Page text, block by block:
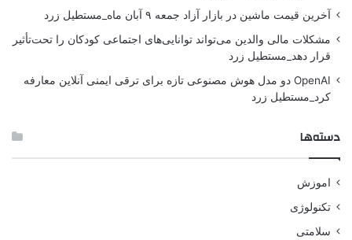
آخرین قیمت ماشین در بازار آزاد جمعه ۹ آبان ماه_مستطیل زرد
مشکلات مالی والدین می‌تواند توانایی‌های اجتماعی کودکان را تحت‌تأثیر
قرار دهد_مستطیل زرد
OpenAI دو مدل هوش مصنوعی تازه برای ترقی ایمنی آنلاین معارفه
کرد_مستطیل زرد
دسته‌ها
اموزش
تکنولوژی
سلامتی